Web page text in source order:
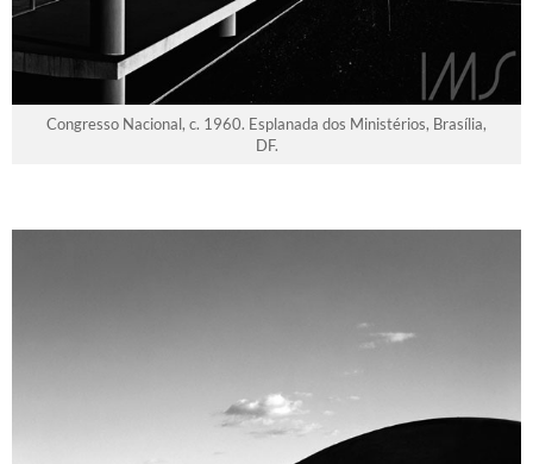
Congresso Nacional, c. 1960. Esplanada dos Ministérios, Brasília,
DF.